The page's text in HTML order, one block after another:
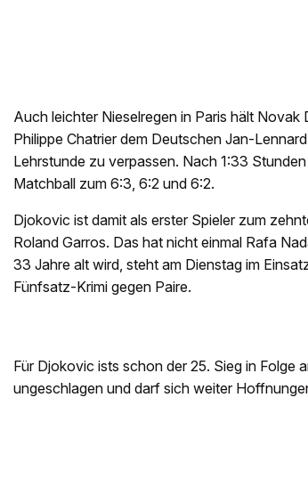
Auch leichter Nieselregen in Paris hält
Philippe Chatrier dem Deutschen Jan-
Lehrstunde zu verpassen. Nach 1:33
Matchball zum 6:3, 6:2 und 6:2.
Djokovic ist damit als erster Spieler zum
Roland Garros. Das hat nicht einmal Rafa
33 Jahre alt wird, steht am Dienstag im
Fünfsatz-Krimi gegen Paire.
Für Djokovic ists schon der 25. Sieg in Folge
ungeschlagen und darf sich weiter